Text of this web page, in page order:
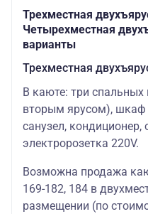
Трехместная
Четырехместная
варианты
Трехместная
В каюте: три спальных
вторым ярусом),
санузел, кондиционер,
электророзетка 220V.
Возможна продажа
169-182, 184 в
размещении (по